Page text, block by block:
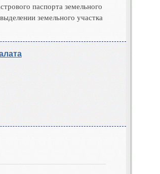
паспорта земельного
земельного участка